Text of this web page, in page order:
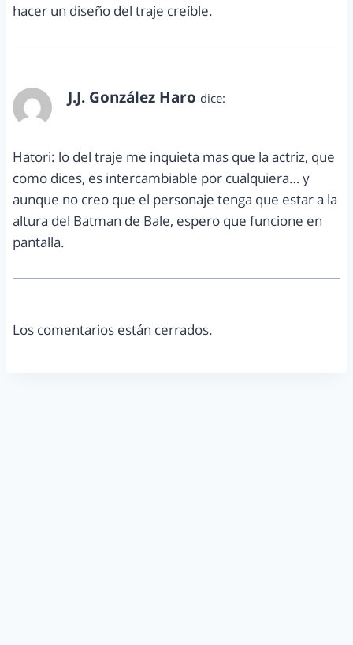
hacer un diseño del traje creíble.
J.J. González Haro dice:
Hatori: lo del traje me inquieta mas que la actriz, que
como dices, es intercambiable por cualquiera… y
aunque no creo que el personaje tenga que estar a la
altura del Batman de Bale, espero que funcione en
pantalla.
Los comentarios están cerrados.